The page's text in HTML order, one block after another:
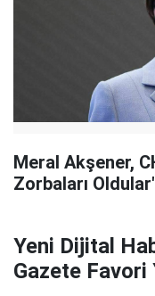
Meral Akşener,
Zorbaları
Yeni Dijital
Gazete Favori